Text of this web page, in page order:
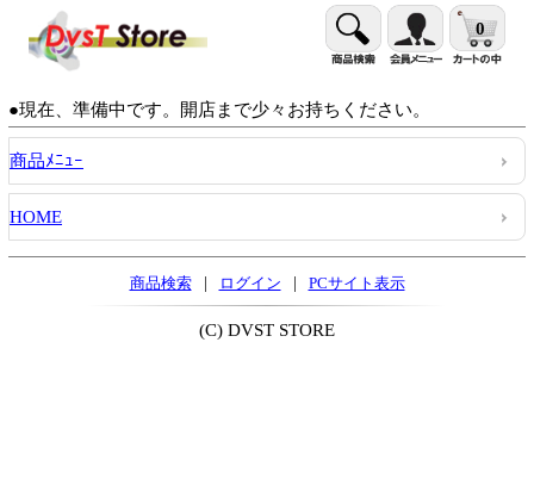
0
●現在、準備中です。開店まで少々お持ちください。
商品ﾒﾆｭｰ
HOME
商品検索 | ログイン | PCサイト表示
(C) DVST STORE